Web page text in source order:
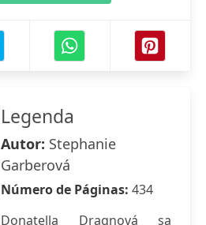
Legenda
Autor: Stephanie
Garberová
Número de Páginas: 434
Donatella Dragnová sa